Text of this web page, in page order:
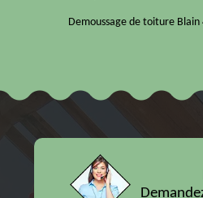
Demoussage de toiture Blain